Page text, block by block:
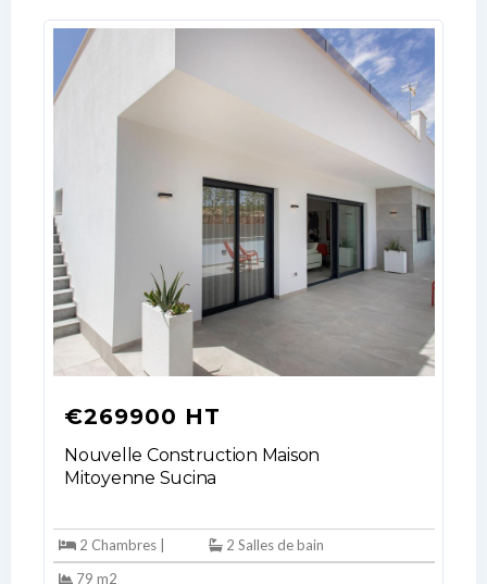
€269900 HT
Nouvelle Construction Maison
Mitoyenne Sucina
2 Chambres |
2 Salles de bain
79 m2
your administrator.